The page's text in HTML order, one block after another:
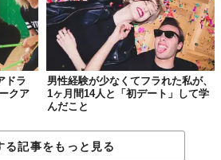
ドラ
クア
男性経験が少なくてフラれた私が、
1ヶ月間14人と「初デート」して学
んだこと
る記事をもっと見る